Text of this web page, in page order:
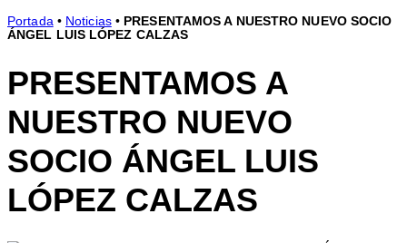
Portada• Noticias• PRESENTAMOS A NUESTRO NUEVO SOCIO
ÁNGEL LUIS LÓPEZ CALZAS
PRESENTAMOS A
NUESTRO NUEVO
SOCIO ÁNGEL LUIS
LÓPEZ CALZAS